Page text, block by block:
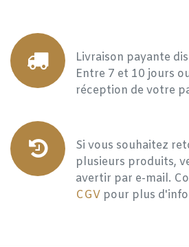
Livraison payante
Entre 7 et 10 jours
réception de votre
Si vous souhaitez
plusieurs produits,
avertir par e-mail.
CGV pour plus